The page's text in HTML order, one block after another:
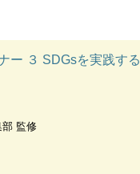
ー ３ SDGsを実践する
部 監修